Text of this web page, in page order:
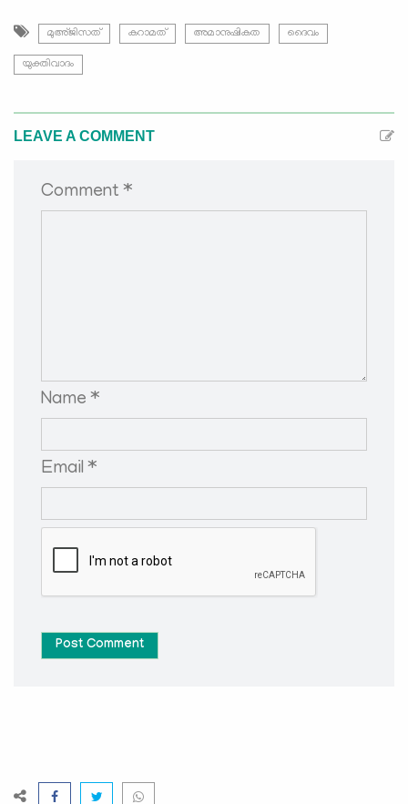
മുഅ്ജിസത് കറാമത് അമാനുഷികത ദൈവം
യുക്തിവാദം
LEAVE A COMMENT
Comment *
Name *
Email *
Post Comment